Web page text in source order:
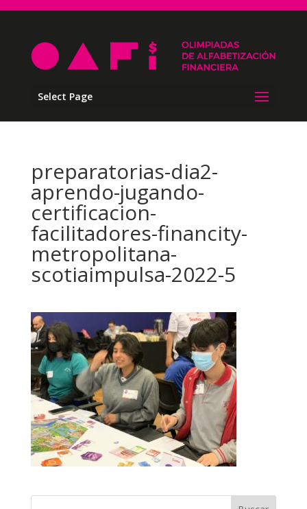
Select Page
preparatorias-dia2-
aprendo-jugando-
certificacion-
facilitadores-financity-
metropolitana-
scotiaimpulsa-2022-5